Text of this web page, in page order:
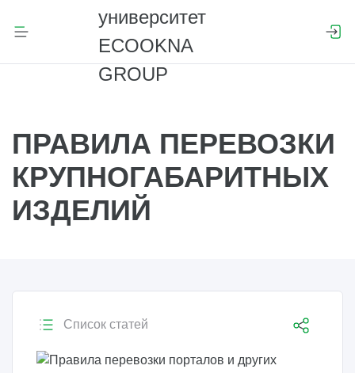
ПРАВИЛА ПЕРЕВОЗКИ
КРУПНОГАБАРИТНЫХ
ИЗДЕЛИЙ
Список статей